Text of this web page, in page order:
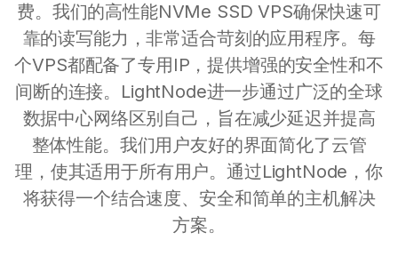
费。我们的高性能NVMe SSD VPS确保快速可
靠的读写能力，非常适合苛刻的应用程序。每
个VPS都配备了专用IP，提供增强的安全性和不
间断的连接。LightNode进一步通过广泛的全球
数据中心网络区别自己，旨在减少延迟并提高
整体性能。我们用户友好的界面简化了云管
理，使其适用于所有用户。通过LightNode，你
将获得一个结合速度、安全和简单的主机解决
方案。